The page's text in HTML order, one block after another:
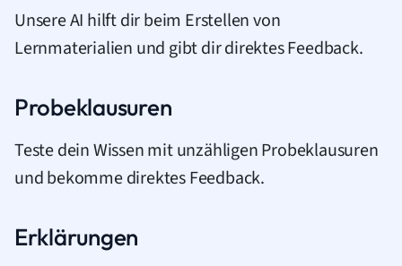
Unsere AI hilft dir beim Erstellen von
Lernmaterialien und gibt dir direktes Feedback.
Probeklausuren
Teste dein Wissen mit unzähligen Probeklausuren
und bekomme direktes Feedback.
Erklärungen